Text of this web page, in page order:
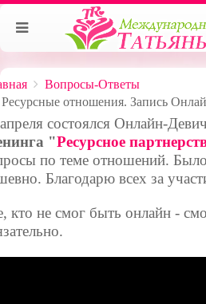
Вопросы-Ответы
Ресурсные отношения. Запись
состоялся Онлайн-
"Ресурсное
по теме отношений.
Благодарю всех за
кто не смог быть онлайн -